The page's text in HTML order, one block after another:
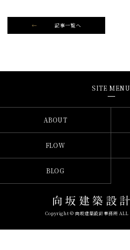
記事一覧へ
SITE MENU
ABOUT
FLOW
BLOG
Copyright © 向坂建築設計事務所 ALL